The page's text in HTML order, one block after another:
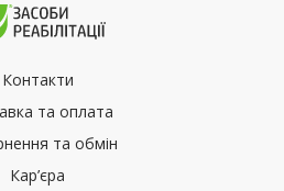
Контакти
та оплата
та обмін
Кар’єра